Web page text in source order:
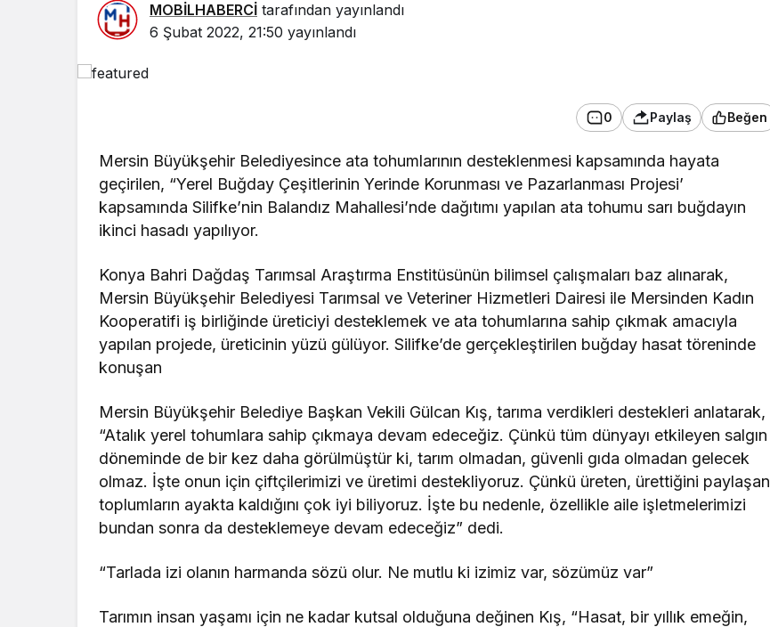
MOBİLHABERCİ tarafından yayınlandı
6 Şubat 2022, 21:50 yayınlandı
0 Paylaş Beğen
Mersin Büyükşehir Belediyesince ata tohumlarının desteklenmesi kapsamında hayata
geçirilen, “Yerel Buğday Çeşitlerinin Yerinde Korunması ve Pazarlanması Projesi’
kapsamında Silifke’nin Balandız Mahallesi’nde dağıtımı yapılan ata tohumu sarı buğdayın
ikinci hasadı yapılıyor.
Konya Bahri Dağdaş Tarımsal Araştırma Enstitüsünün bilimsel çalışmaları baz alınarak,
Mersin Büyükşehir Belediyesi Tarımsal ve Veteriner Hizmetleri Dairesi ile Mersinden Kadın
Kooperatifi iş birliğinde üreticiyi desteklemek ve ata tohumlarına sahip çıkmak amacıyla
yapılan projede, üreticinin yüzü gülüyor. Silifke’de gerçekleştirilen buğday hasat töreninde
konuşan
Mersin Büyükşehir Belediye Başkan Vekili Gülcan Kış, tarıma verdikleri destekleri anlatarak,
“Atalık yerel tohumlara sahip çıkmaya devam edeceğiz. Çünkü tüm dünyayı etkileyen salgın
döneminde de bir kez daha görülmüştür ki, tarım olmadan, güvenli gıda olmadan gelecek
olmaz. İşte onun için çiftçilerimizi ve üretimi destekliyoruz. Çünkü üreten, ürettiğini paylaşan
toplumların ayakta kaldığını çok iyi biliyoruz. İşte bu nedenle, özellikle aile işletmelerimizi
bundan sonra da desteklemeye devam edeceğiz” dedi.
“Tarlada izi olanın harmanda sözü olur. Ne mutlu ki izimiz var, sözümüz var”
Tarımın insan yaşamı için ne kadar kutsal olduğuna değinen Kış, “Hasat, bir yıllık emeğin,
Vatandaşlarla Buluştu